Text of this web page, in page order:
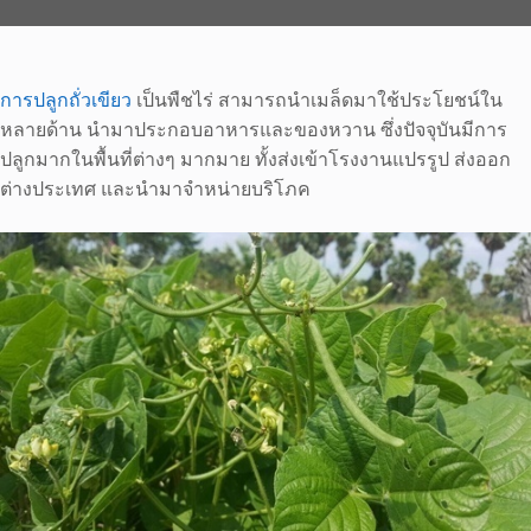
การปลูกถั่วเขียว เป็นพืชไร่ สามารถนำเมล็ดมาใช้ประโยชน์ใน
หลายด้าน นำมาประกอบอาหารและของหวาน ซึ่งปัจจุบันมีการ
ปลูกมากในพื้นที่ต่างๆ มากมาย ทั้งส่งเข้าโรงงานแปรรูป ส่งออก
ต่างประเทศ และนำมาจำหน่ายบริโภค